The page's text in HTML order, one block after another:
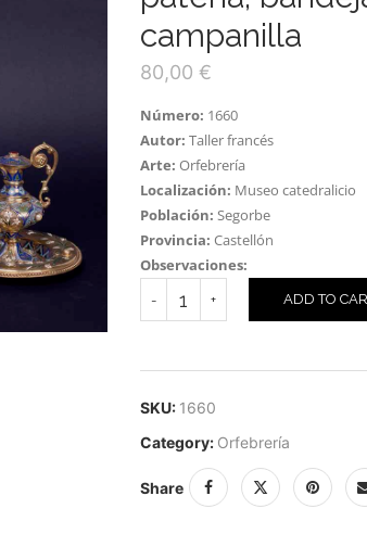
campanilla
80,00 €
Número: 1660
Autor: Taller francés
Arte: Orfebrería
Localización: Museo catedralicio
Población: Segorbe
Provincia: Castellón
Observaciones:
ADD TO
SKU: 1660
Category: Orfebrería
Share